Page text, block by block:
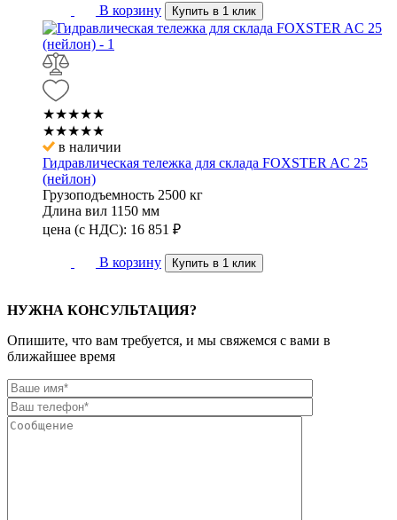
В корзину Купить в 1 клик
★★★★★
★★★★★
в наличии
Гидравлическая тележка для склада FOXSTER AC 25
(нейлон)
Грузоподъемность 2500 кг
Длина вил 1150 мм
цена (с НДС): 16 851 ₽
В корзину Купить в 1 клик
НУЖНА КОНСУЛЬТАЦИЯ?
Опишите, что вам требуется, и мы свяжемся с вами в
ближайшее время